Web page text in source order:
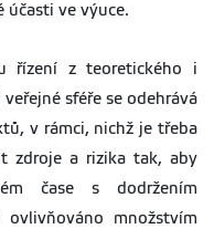
účasti ve výuce.
řízení z teoretického i
sféře se odehrává
v rámci, nichž je třeba
zdroje a rizika tak, aby
čase s dodržením
množstvím